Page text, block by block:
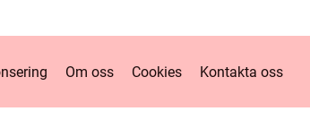
Om oss Cookies Kontakta oss